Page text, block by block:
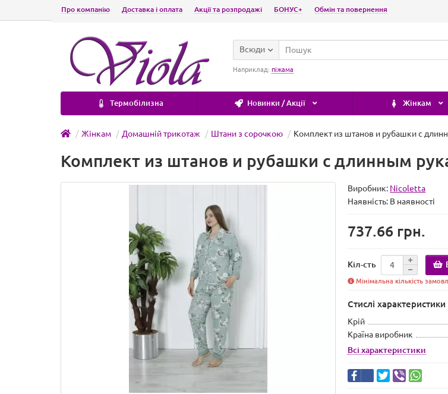
Про компанію Доставка і оплата Акції та розпродажі БОНУС+ Обмін та повернення
Всюди
Наприклад: піжама
Термобілизна Новинки / Акції Жінкам
Жінкам Домашній трикотаж Штани з сорочкою Комплект из штанов и рубашки с
Комплект из штанов и рубашки с длинным
Виробник: Nicoletta
Наявність: В наявності
737.66 грн.
Кіл-сть
Мінімальна кількість
Стислі характеристики
Крій
Країна виробник
Всі характеристики